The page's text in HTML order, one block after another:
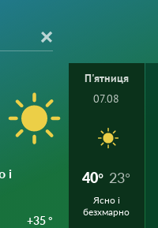
і
+35 °
П'ятниця
07.08
40° 23°
Ясно і
безхмарно